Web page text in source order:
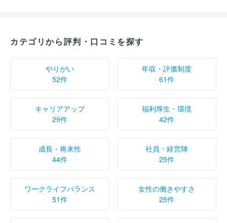
カテゴリから評判・口コミを探す
やりがい
52件
年収・評価制度
61件
キャリアアップ
29件
福利厚生・環境
42件
成長・将来性
44件
社員・経営陣
25件
ワークライフバランス
51件
女性の働きやすさ
25件